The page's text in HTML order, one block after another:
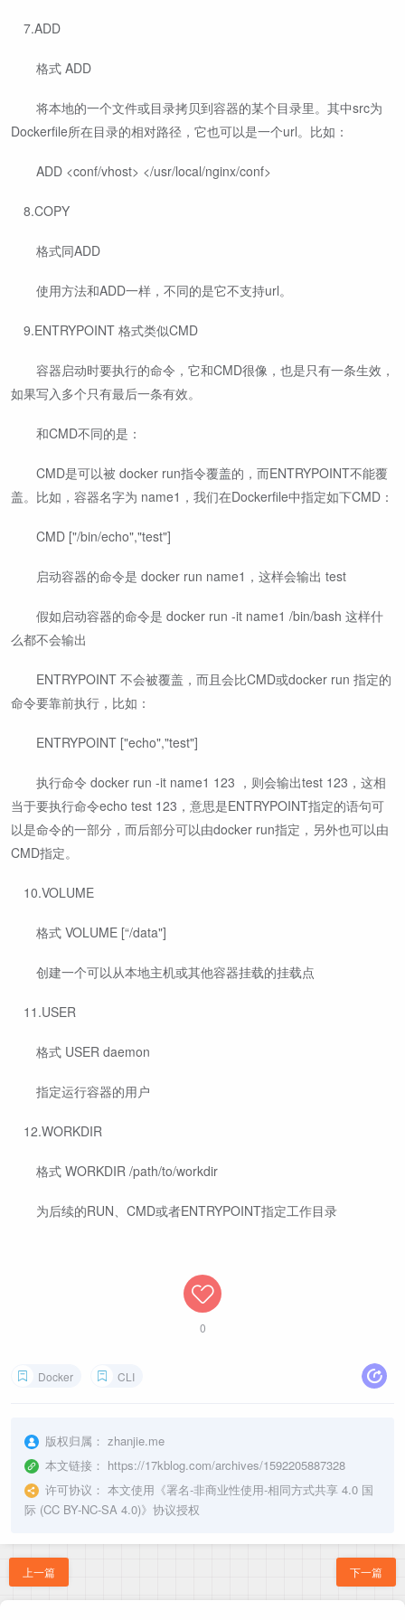
​ 7.ADD
​ ​ 格式 ADD
​ ​ 将本地的一个文件或目录拷贝到容器的某个目录里。其中src为
Dockerfile所在目录的相对路径，它也可以是一个url。比如：
​ ​ ADD <conf/vhost> </usr/local/nginx/conf>
​ 8.COPY
​ ​ 格式同ADD
​ ​ 使用方法和ADD一样，不同的是它不支持url。
​ 9.ENTRYPOINT 格式类似CMD
​ ​ 容器启动时要执行的命令，它和CMD很像，也是只有一条生效，
如果写入多个只有最后一条有效。
​ ​ 和CMD不同的是：
​ ​ CMD是可以被 docker run指令覆盖的，而ENTRYPOINT不能覆
盖。比如，容器名字为 name1，我们在Dockerfile中指定如下CMD：
​ ​ CMD ["/bin/echo","test"]
​ ​ 启动容器的命令是 docker run name1，这样会输出 test
​ ​ 假如启动容器的命令是 docker run -it name1 /bin/bash 这样什
么都不会输出
​ ​ ENTRYPOINT 不会被覆盖，而且会比CMD或docker run 指定的
命令要靠前执行，比如：
​ ​ ENTRYPOINT ["echo","test"]
​ ​ 执行命令 docker run -it name1 123 ，则会输出test 123，这相
当于要执行命令echo test 123，意思是ENTRYPOINT指定的语句可
以是命令的一部分，而后部分可以由docker run指定，另外也可以由
CMD指定。
​ 10.VOLUME
​ ​ 格式 VOLUME [“/data"]
​ ​ 创建一个可以从本地主机或其他容器挂载的挂载点
​ 11.USER
​ ​ 格式 USER daemon
​ ​ 指定运行容器的用户
​ 12.WORKDIR
​ ​ 格式 WORKDIR /path/to/workdir
​ ​ 为后续的RUN、CMD或者ENTRYPOINT指定工作目录
0
Docker CLI
版权归属： zhanjie.me
本文链接： https://17kblog.com/archives/1592205887328
许可协议： 本文使用《署名-非商业性使用-相同方式共享 4.0 国
际 (CC BY-NC-SA 4.0)》协议授权
上一篇 下一篇